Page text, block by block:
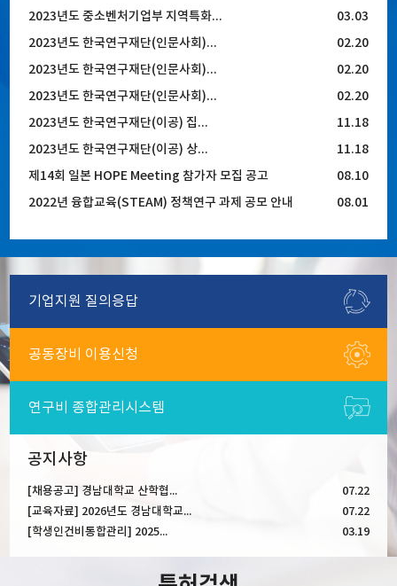
2023년도 중소벤처기업부 지역특화...
03.03
2023년도 한국연구재단(인문사회)...
02.20
2023년도 한국연구재단(인문사회)...
02.20
2023년도 한국연구재단(인문사회)...
02.20
2023년도 한국연구재단(이공) 집...
11.18
2023년도 한국연구재단(이공) 상...
11.18
제14회 일본 HOPE Meeting 참가자 모집 공고
08.10
2022년 융합교육(STEAM) 정책연구 과제 공모 안내
08.01
기업지원 질의응답
공동장비 이용신청
연구비 종합관리시스템
공지사항
[채용공고] 경남대학교 산학협...
07.22
[교육자료] 2026년도 경남대학교...
07.22
[학생인건비통합관리] 2025...
03.19